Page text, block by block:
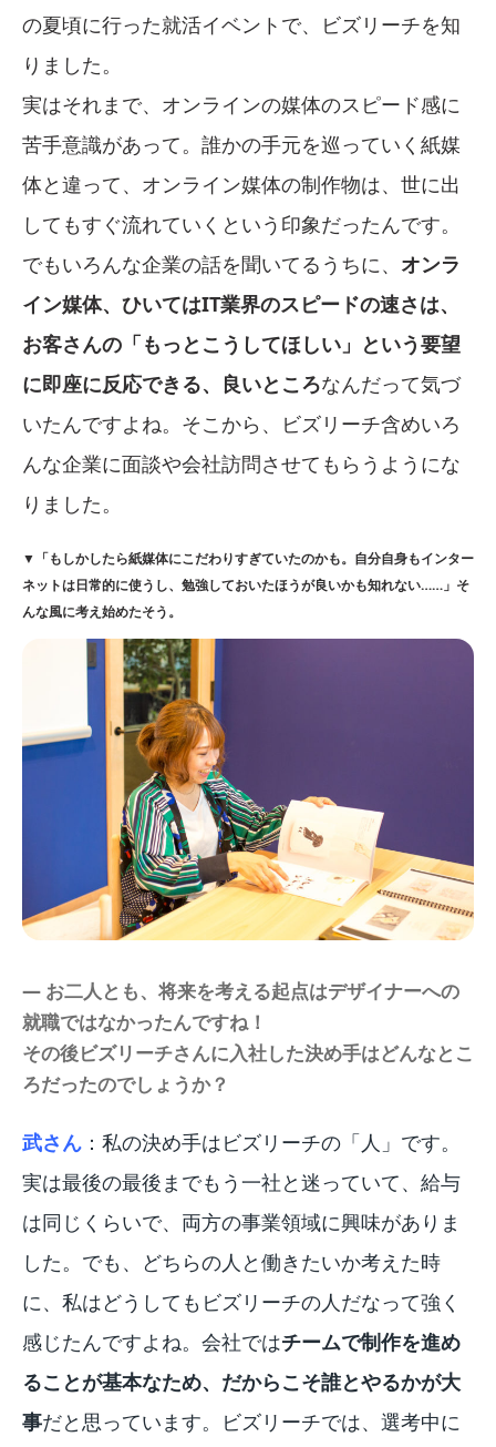
の夏頃に行った就活イベントで、ビズリーチを知
りました。
実はそれまで、オンラインの媒体のスピード感に
苦手意識があって。誰かの手元を巡っていく紙媒
体と違って、オンライン媒体の制作物は、世に出
してもすぐ流れていくという印象だったんです。
でもいろんな企業の話を聞いてるうちに、 オンラ
イン媒体、ひいてはIT業界のスピードの速さは、
お客さんの「もっとこうしてほしい」という要望
に即座に反応できる、良いところなんだって気づ
いたんですよね。そこから、ビズリーチ含めいろ
んな企業に面談や会社訪問させてもらうようにな
りました。
▼「もしかしたら紙媒体にこだわりすぎていたのかも。自分自身もインター
ネットは日常的に使うし、勉強しておいたほうが良いかも知れない……」そ
んな風に考え始めたそう。
― お二人とも、将来を考える起点はデザイナーへの
就職ではなかったんですね！
その後ビズリーチさんに入社した決め手はどんなとこ
ろだったのでしょうか？
武さん ：私の決め手はビズリーチの「人」です。
実は最後の最後までもう一社と迷っていて、給与
は同じくらいで、両方の事業領域に興味がありま
した。でも、どちらの人と働きたいか考えた時
に、私はどうしてもビズリーチの人だなって強く
感じたんですよね。会社ではチームで制作を進め
ることが基本なため、だからこそ誰とやるかが大
事だと思っています。ビズリーチでは、選考中に